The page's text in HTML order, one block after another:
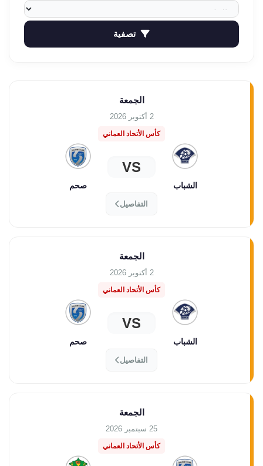
تصفية
الجمعة
2 أكتوبر 2026
كأس الأتحاد العماني
الشباب
VS
صحم
التفاصيل
الجمعة
2 أكتوبر 2026
كأس الأتحاد العماني
الشباب
VS
صحم
التفاصيل
الجمعة
25 سبتمبر 2026
كأس الأتحاد العماني